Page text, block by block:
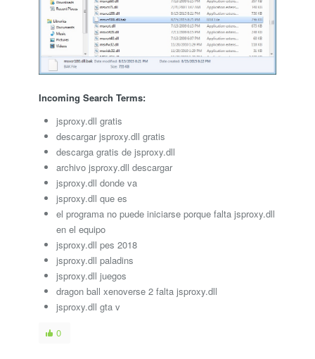
Incoming Search Terms:
jsproxy.dll gratis
descargar jsproxy.dll gratis
descarga gratis de jsproxy.dll
archivo jsproxy.dll descargar
jsproxy.dll donde va
jsproxy.dll que es
el programa no puede iniciarse porque falta jsproxy.dll
en el equipo
jsproxy.dll pes 2018
jsproxy.dll paladins
jsproxy.dll juegos
dragon ball xenoverse 2 falta jsproxy.dll
jsproxy.dll gta v
0